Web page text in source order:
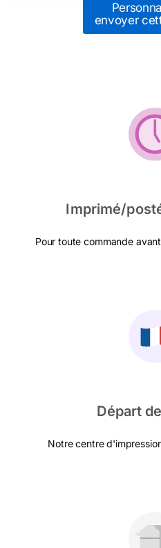
envoyer
Imprimé/
Pour toute commande
Départ
Notre centre